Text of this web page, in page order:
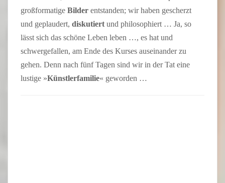
großformatige Bilder entstanden; wir haben gescherzt
und geplaudert, diskutiert und philosophiert … Ja, so
lässt sich das schöne Leben leben …, es hat und
schwergefallen, am Ende des Kurses auseinander zu
gehen. Denn nach fünf Tagen sind wir in der Tat eine
lustige »Künstlerfamilie« geworden …